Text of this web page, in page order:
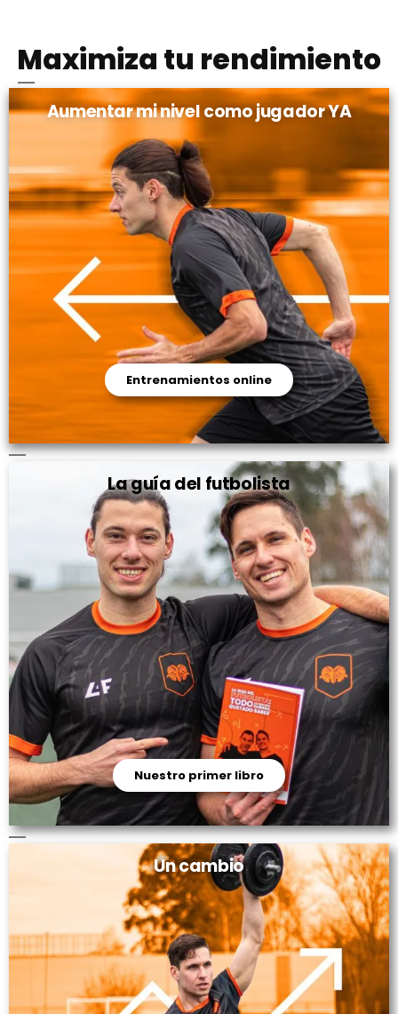
Maximiza tu rendimiento
Aumentar mi nivel como jugador YA
Entrenamientos online
La guía del futbolista
Nuestro primer libro
Un cambio